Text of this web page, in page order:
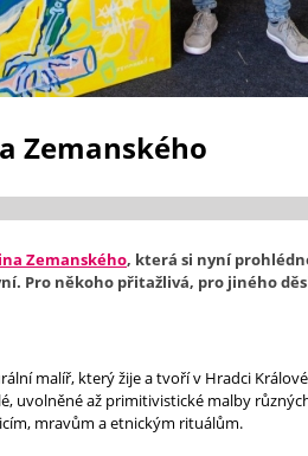
Zemanského
Zemanského, která si nyní
. Pro někoho přitažlivá, pro jiného
malíř, který žije a tvoří v Hradci
uvolněné až primitivistické malby
mravům a etnickým rituálům.